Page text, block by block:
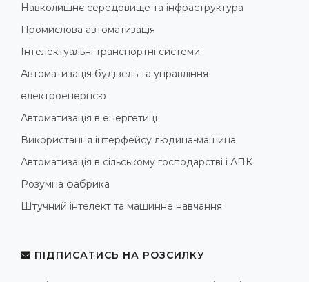
Навколишнє середовище та інфраструктура
Промислова автоматизація
Інтелектуальні транспортні системи
Автоматизація будівель та управління
електроенергією
Автоматизація в енергетиці
Використання інтерфейсу людина-машина
Автоматизація в сільському господарстві і АПК
Розумна фабрика
Штучний інтелект та машинне навчання
ПІДПИСАТИСЬ НА РОЗСИЛКУ